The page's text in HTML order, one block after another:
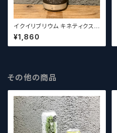
イクイリブリウム キネティクス /
Equilibrium Kinetics【クラフ
トビール】
¥1,860
その他の商品